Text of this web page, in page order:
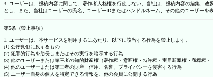
3. ユーザーは、投稿内容に関して、著作者人格権を行使しない。当社は、投稿内容の編集、
とし、また、当社はユーザーの氏名、ユーザーIDまたはハンドルネーム、その他のユーザーを
第5条（禁止事項）
1. ユーザーは、本サービスを利用するにあたり、以下に該当する行為を禁止します。
(1) 公序良俗に反するもの
(2) 犯罪的行為を助長しまたはその実行を暗示する行為
(3) 他のユーザーまたは第三者の知的財産権（著作権・意匠権・特許権・実用新案権・商標権
(4) 他のユーザーまたは第三者の財産、信用、名誉、プライバシーを侵害する行為
(5) ユーザー自身の個人を特定できる情報を、他の会員に公開する行為